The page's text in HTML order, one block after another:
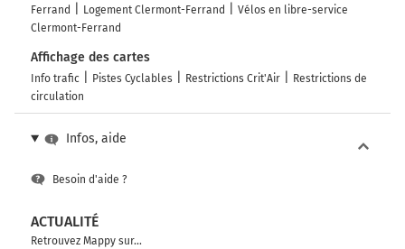
Ferrand
Logement Clermont-Ferrand
Vélos en libre-service
Clermont-Ferrand
Affichage des cartes
Info trafic Pistes Cyclables Restrictions Crit'Air
Restrictions de
circulation
Infos, aide
Besoin d'aide ?
ACTUALITÉ
Retrouvez Mappy sur...